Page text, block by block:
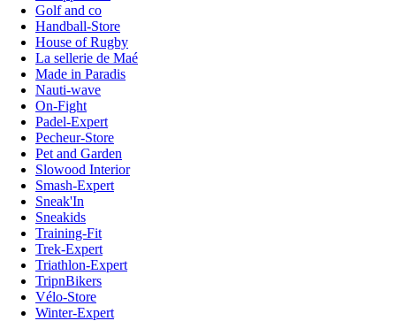
Golf and co
Handball-Store
House of Rugby
La sellerie de Maé
Made in Paradis
Nauti-wave
On-Fight
Padel-Expert
Pecheur-Store
Pet and Garden
Slowood Interior
Smash-Expert
Sneak'In
Sneakids
Training-Fit
Trek-Expert
Triathlon-Expert
TripnBikers
Vélo-Store
Winter-Expert